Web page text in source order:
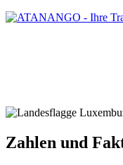
Zahlen und